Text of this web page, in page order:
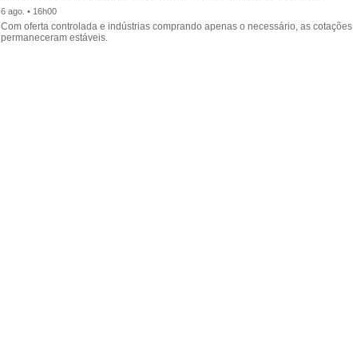
6 ago. • 16h00
Com oferta controlada e indústrias comprando apenas o necessário, as cotações
permaneceram estáveis.